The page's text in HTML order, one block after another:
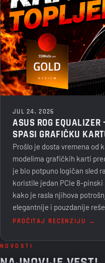
JUL 24, 2026
ASUS ROG
SPASI GRAFIČKU
Prošlo je dosta vremena od
modelima grafičkih karti
je bio potpuno logičan sled
koristile jedan PCIe 8-
kako je rasla njihova
elegantnije i pouzdanije
PROČITAJ RECENZIJU →
NOVOSTI